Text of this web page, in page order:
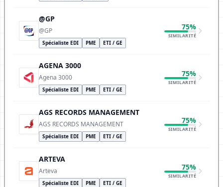
@GP
@GP
Spécialiste EDI PME ETI / GE
75%
SIMILARITÉ
AGENA 3000
Agena 3000
Spécialiste EDI PME ETI / GE
75%
SIMILARITÉ
AGS RECORDS MANAGEMENT
AGS RECORDS MANAGEMENT
Spécialiste EDI PME ETI / GE
75%
SIMILARITÉ
ARTEVA
Arteva
Spécialiste EDI PME ETI / GE
75%
SIMILARITÉ